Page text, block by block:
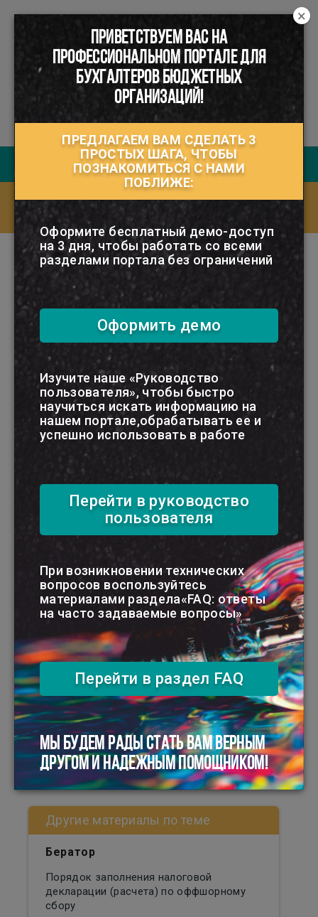
☰
Руководство пользователя
Ответы на часто задаваемые вопросы
ОБЪЕКТЫ
НАЛОГООБЛОЖЕНИЯ
Опубликовано:25.11.2020 09:30
просмотр
В ЗАКЛАДКИ
Объектами налогообложенияпризнаются
обстоятельства, с наличием которых у
плательщика налоговое законодательство
или таможенное законодательство
связывают возникновение налогового
Каждый налог, сбор (пошлина) имеет
самостоятельный объект налогообложения.
Нормативная база
Темы:Подоходный налог,Налог на
недвижимость,Налог на прибыль,Налог на
Экспорт пошлина и сбор
Объекты
НДС,Оффшорный сбор
Импорт пошлина и
сбор,Утилизационный сбор
Поделитесь материалом:
Другие материалы по теме
Бератор
Порядок заполнения налоговой
декларации (расчета) по оффшорному
сбору
×
ПРИВЕТСТВУЕМ ВАС НА
ПРОФЕССИОНАЛЬНОМ ПОРТАЛЕ ДЛЯ
БУХГАЛТЕРОВ БЮДЖЕТНЫХ
ОРГАНИЗАЦИЙ!
ПРЕДЛАГАЕМ ВАМ СДЕЛАТЬ 3
ПРОСТЫХ ШАГА, ЧТОБЫ
ПОЗНАКОМИТЬСЯ С НАМИ
ПОБЛИЖЕ:
Оформите бесплатный демо-доступ
на 3 дня, чтобы работать со всеми
разделами портала без ограничений
Оформить демо
Изучите наше «Руководство
пользователя», чтобы быстро
научиться искать информацию на
нашем портале,обрабатывать ее и
успешно использовать в работе
Перейти в руководство
пользователя
При возникновении технических
вопросов воспользуйтесь
материалами раздела«FAQ: ответы
на часто задаваемые вопросы»
Перейти в раздел FAQ
МЫ БУДЕМ РАДЫ СТАТЬ ВАМ ВЕРНЫМ
ДРУГОМ И НАДЕЖНЫМ ПОМОЩНИКОМ!